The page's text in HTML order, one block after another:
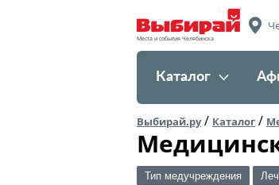
Места и события Челябинска
Каталог
Выбирай.ру/ Каталог /
Тип медучреждения